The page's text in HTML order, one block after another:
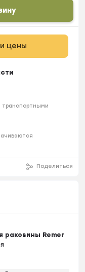
цены
транспортными
Поделиться
раковины Remer